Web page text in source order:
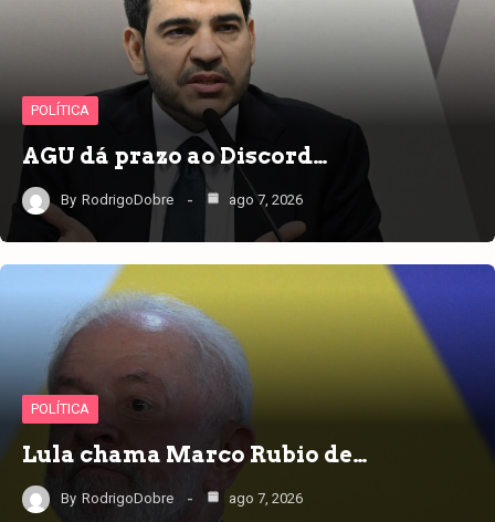
POLÍTICA
AGU dá prazo ao Discord…
By RodrigoDobre ago 7, 2026
POLÍTICA
Lula chama Marco Rubio de…
By RodrigoDobre ago 7, 2026